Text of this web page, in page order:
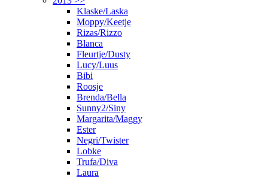
Klaske/Laska
Moppy/Keetje
Rizas/Rizzo
Blanca
Fleurtje/Dusty
Lucy/Luus
Bibi
Roosje
Brenda/Bella
Sunny2/Siny
Margarita/Maggy
Ester
Negri/Twister
Lobke
Trufa/Diva
Laura